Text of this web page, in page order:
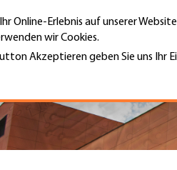
Online-Erlebnis auf unserer
wir Cookies.
Akzeptieren geben Sie uns Ihr